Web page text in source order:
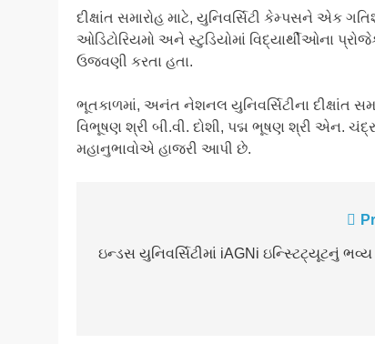
​દીક્ષાંત સમારોહ માટે, યુનિવર્સિટી કેમ્પસને એક
ઓડિટોરિયમો અને સ્ટુડિયોમાં વિદ્યાર્થીઓના
ઉજવણી કરતા હતા.
​ભૂતકાળમાં, અનંત નેશનલ યુનિવર્સિટીના દીક્ષાંત
વિભૂષણ શ્રી બી.વી. દોશી, પદ્મ ભૂષણ શ્રી એન.
મહાનુભાવોએ હાજરી આપી છે.
navigation
ઇન્ડસ યુનિવર્સિટીમાં iAGNi ઇન્સ્ટિટ્યૂટનું